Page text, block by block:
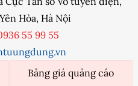
Hòa, Hà Nội
55 99 55
Bảng giá quảng cáo